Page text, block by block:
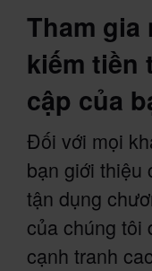
Tham gia
kiếm
cập của
Đối với mọi
bạn giới thiệu
tận dụng
của chúng tôi
cạnh tranh